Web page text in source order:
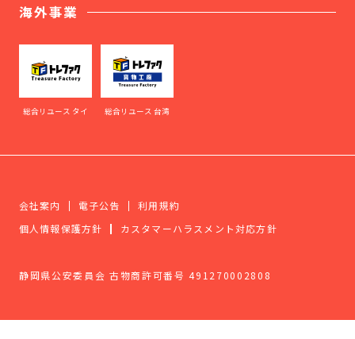
海外事業
総合リユース タイ 総合リユース 台湾
会社案内 電子公告
利用規約
個人情報保護方針
カスタマーハラスメント対応方針
静岡県公安委員会 古物商許可番号 491270002808